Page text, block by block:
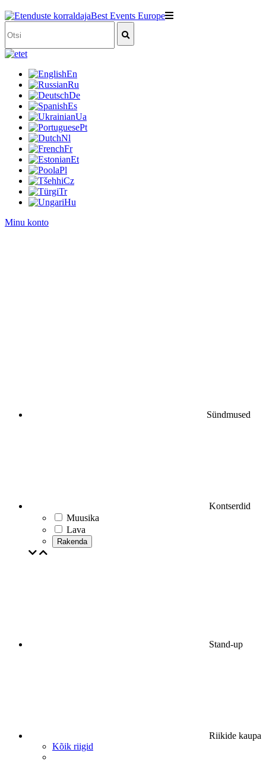
et
En
Ru
De
Es
Ua
Pt
Nl
Fr
Et
Pl
Cz
Tr
Hu
Minu konto
Sündmused
Kontserdid
Muusika
Lava
Rakenda
Stand-up
Riikide kaupa
Kõik riigid